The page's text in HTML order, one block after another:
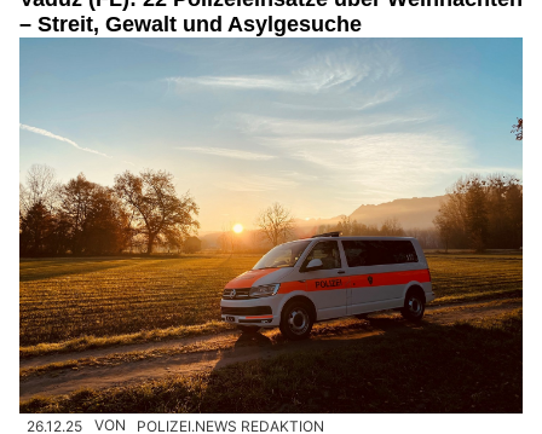
– Streit, Gewalt und Asylgesuche
26.12.25 VON POLIZEI.NEWS REDAKTION